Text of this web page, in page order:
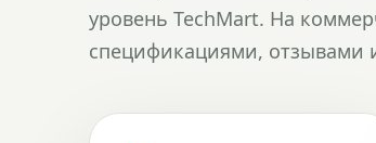
уровень TechMart. На
спецификациями, отзывами